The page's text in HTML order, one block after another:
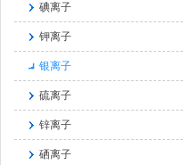
碘离子
钾离子
银离子
硫离子
锌离子
硒离子